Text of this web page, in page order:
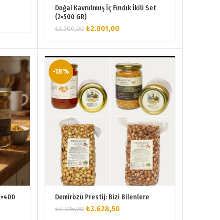
Doğal Kavrulmuş İç Fındık İkili Set
(2×500 GR)
₺2.300,00 Orijinal
₺2.300,00.
₺2.001,00Şu
fiyat:
₺2.001,00.
-18%
Demirözü Prestij: Bizi Bilenlere
₺4.425,00 Orijinal
₺3.628,50Şu